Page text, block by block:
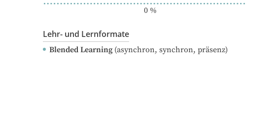
0%
Lehr- und Lernformate
Blended Learning(asynchron, synchron, präsenz)